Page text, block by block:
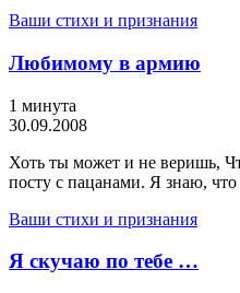
Ваши стихи и признания
Любимому в армию
1 минута
30.09.2008
Хоть ты может и не веришь,
посту с пацанами. Я знаю,
Ваши стихи и признания
Я скучаю по тебе …